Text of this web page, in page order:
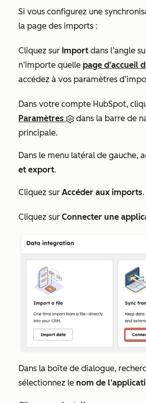
Si vous configurez une
la page des imports :
Cliquez sur Import dans l’angle
n’importe quelle page d’accueil
accédez à vos paramètres
Dans votre compte HubSpot,
Paramètres
dans la barre de
principale.
Dans le menu latéral de gauche,
et export.
Cliquez sur Accéder aux imports.
Cliquez sur Connecter une
Dans la boîte de dialogue,
sélectionnez le nom de